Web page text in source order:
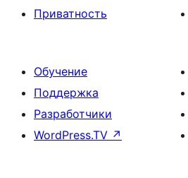
Приватность
Обучение
Поддержка
Разработчики
WordPress.TV ↗